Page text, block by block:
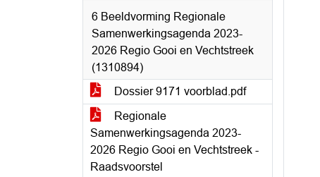
6 Beeldvorming Regionale
Samenwerkingsagenda 2023-
2026 Regio Gooi en Vechtstreek
(1310894)
Dossier 9171 voorblad.pdf
Regionale
Samenwerkingsagenda 2023-
2026 Regio Gooi en Vechtstreek -
Raadsvoorstel